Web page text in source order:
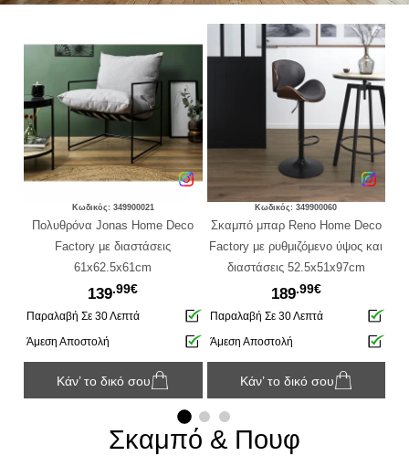
Κωδικός: 349900021
Πολυθρόνα Jonas Home Deco
Factory με διαστάσεις
61x62.5x61cm
139.99€
Παραλαβή Σε 30 Λεπτά
Άμεση Αποστολή
Κάν’ το δικό σου
Κωδικός: 349900060
Σκαμπό μπαρ Reno Home Deco
Factory με ρυθμιζόμενο ύψος και
διαστάσεις 52.5x51x97cm
189.99€
Παραλαβή Σε 30 Λεπτά
Άμεση Αποστολή
Κάν’ το δικό σου
Σκαμπό & Πουφ